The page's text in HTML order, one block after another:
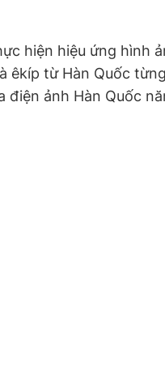
hiện hiệu ứng hình
êkíp từ Hàn Quốc
điện ảnh Hàn Quốc